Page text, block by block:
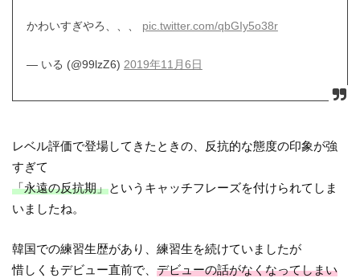
かわいすぎやろ、、、 pic.twitter.com/qbGIy5o38r
— いる (@99lzZ6) 2019年11月6日
レベル評価で登場してきたときの、反抗的な態度の印象が強
すぎて
「永遠の反抗期」というキャッチフレーズを付けられてしま
いましたね。
韓国での練習生歴があり、練習生を続けていましたが
惜しくもデビュー直前で、デビューの話がなくなってしまい